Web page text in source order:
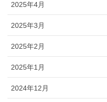
2025年4月
2025年3月
2025年2月
2025年1月
2024年12月